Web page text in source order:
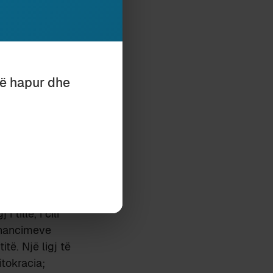
një nxitje
do të
më
në
nga
i tillë, i cili
Një ligj të
hapur dhe